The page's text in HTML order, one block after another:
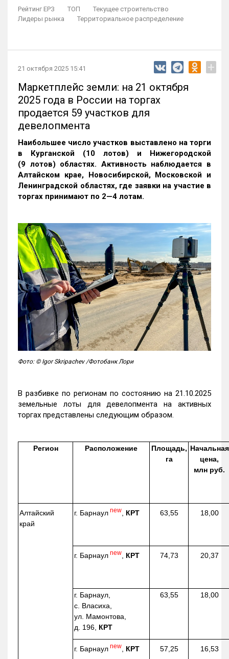
Рейтинг ЕРЗ ТОП
Текущее строительство
Лидеры рынка
Территориальное распределение
21 октября 2025 15:41 +
Маркетплейс земли: на 21 октября
2025 года в России на торгах
продается 59 участков для
девелопмента
Наибольшее число участков выставлено на торги
в Курганской (10 лотов) и Нижегородской
(9 лотов) областях. Активность наблюдается в
Алтайском крае, Новосибирской, Московской и
Ленинградской областях, где заявки на участие в
торгах принимают по 2—4 лотам.
Фото: © Igor Skripachev /Фотобанк Лори
В разбивке по регионам по состоянию на 21.10.2025
земельные лоты для девелопмента на активных
торгах представлены следующим образом.
Регион Расположение
Площадь,
га
Начальная
цена,
млн руб.
Алтайский
край
г. Барнаул new КРТ 63,55 18,00
г. Барнаул new КРТ 74,73 20,37
г. Барнаул,
с. Власиха,
ул. Мамонтова,
д. 196, КРТ
63,55 18,00
г. Барнаул new КРТ 57,25 16,53